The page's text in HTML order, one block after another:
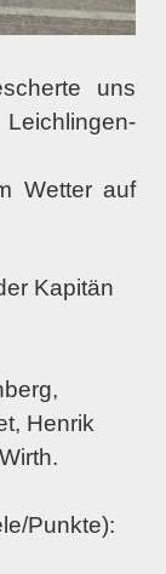
uns
Wetter auf
Kapitän
Henrik
Punkte):